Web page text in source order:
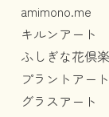
amimono.me
キルンアート
ふしぎな花倶
プラントアート
グラスアート